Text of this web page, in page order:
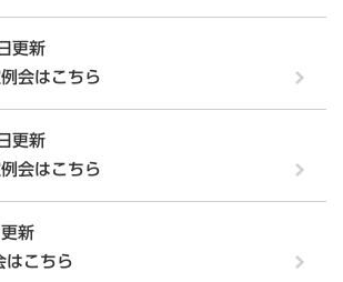
更新
会はこちら
更新
会はこちら
新
はこちら